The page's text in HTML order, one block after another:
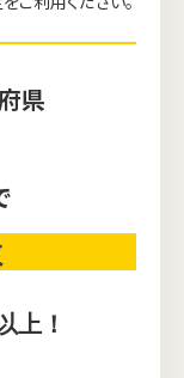
県
上！